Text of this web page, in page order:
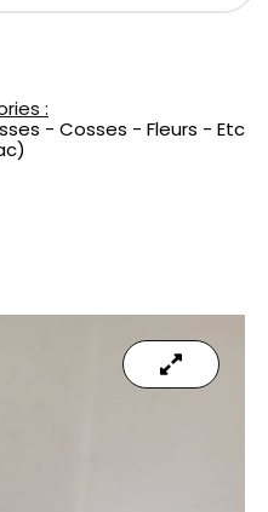
:
- Cosses - Fleurs - Etc